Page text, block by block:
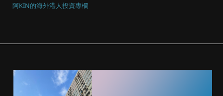
阿KIN的海外港人投資專欄